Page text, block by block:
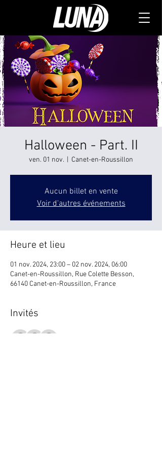
Halloween - Part. II
ven. 01 nov. Canet-en-Roussillon
Aucun billet en vente
Voir d'autres événements
Heure et lieu
01 nov. 2024, 23:00 – 02 nov. 2024, 06:00
Canet-en-Roussillon, Rue Colette Besson,
66140 Canet-en-Roussillon, France
Invités